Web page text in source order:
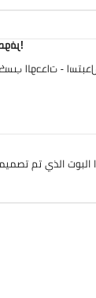
وحدات الموفر
الذي تم